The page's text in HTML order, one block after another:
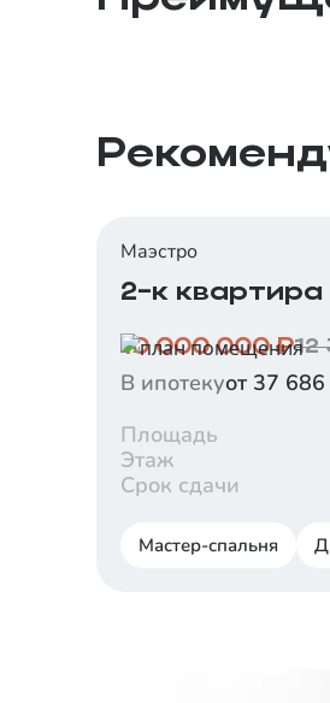
уровня.
Маэстро
2-к квартира
10 000 000₽12
В ипотекуот 37
Площадь
Этаж
Срок сдачи
Мастер-спальня